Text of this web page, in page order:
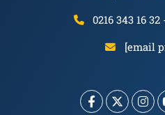
0216 343 16 32
[email